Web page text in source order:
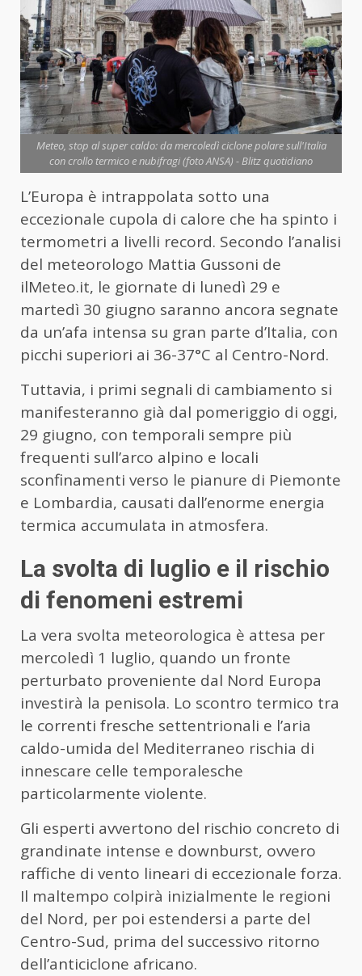
Meteo, stop al super caldo: da mercoledì ciclone polare sull'Italia
con crollo termico e nubifragi (foto ANSA) - Blitz quotidiano
L’Europa è intrappolata sotto una
eccezionale cupola di calore che ha spinto i
termometri a livelli record. Secondo l’analisi
del meteorologo Mattia Gussoni de
ilMeteo.it, le giornate di lunedì 29 e
martedì 30 giugno saranno ancora segnate
da un’afa intensa su gran parte d’Italia, con
picchi superiori ai 36-37°C al Centro-Nord.
Tuttavia, i primi segnali di cambiamento si
manifesteranno già dal pomeriggio di oggi,
29 giugno, con temporali sempre più
frequenti sull’arco alpino e locali
sconfinamenti verso le pianure di Piemonte
e Lombardia, causati dall’enorme energia
termica accumulata in atmosfera.
La svolta di luglio e il rischio
di fenomeni estremi
La vera svolta meteorologica è attesa per
mercoledì 1 luglio, quando un fronte
perturbato proveniente dal Nord Europa
investirà la penisola. Lo scontro termico tra
le correnti fresche settentrionali e l’aria
caldo-umida del Mediterraneo rischia di
innescare celle temporalesche
particolarmente violente.
Gli esperti avvertono del rischio concreto di
grandinate intense e downburst, ovvero
raffiche di vento lineari di eccezionale forza.
Il maltempo colpirà inizialmente le regioni
del Nord, per poi estendersi a parte del
Centro-Sud, prima del successivo ritorno
dell’anticiclone africano.